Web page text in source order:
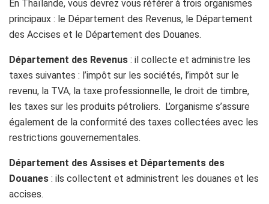
En Thaïlande, vous devrez vous référer à trois organismes
principaux : le Département des Revenus, le Département
des Accises et le Département des Douanes.
Département des Revenus : il collecte et administre les
taxes suivantes : l’impôt sur les sociétés, l’impôt sur le
revenu, la TVA, la taxe professionnelle, le droit de timbre,
les taxes sur les produits pétroliers. L’organisme s’assure
également de la conformité des taxes collectées avec les
restrictions gouvernementales.
Département des Assises et Départements des
Douanes : ils collectent et administrent les douanes et les
accises.